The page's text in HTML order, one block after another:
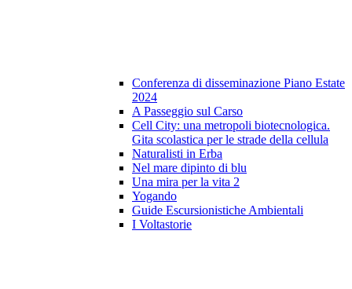
Conferenza di disseminazione Piano Estate
2024
A Passeggio sul Carso
Cell City: una metropoli biotecnologica.
Gita scolastica per le strade della cellula
Naturalisti in Erba
Nel mare dipinto di blu
Una mira per la vita 2
Yogando
Guide Escursionistiche Ambientali
I Voltastorie